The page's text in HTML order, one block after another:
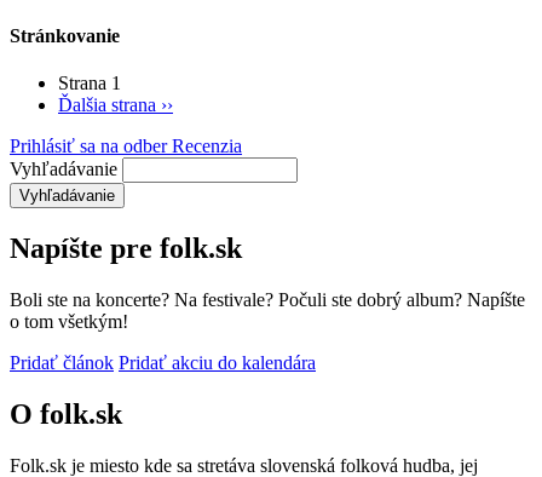
Stránkovanie
Strana 1
Ďalšia strana ››
Prihlásiť sa na odber Recenzia
Vyhľadávanie
Napíšte pre folk.sk
Boli ste na koncerte? Na festivale? Počuli ste dobrý album? Napíšte
o tom všetkým!
Pridať článok Pridať akciu do kalendára
O folk.sk
Folk.sk je miesto kde sa stretáva slovenská folková hudba, jej